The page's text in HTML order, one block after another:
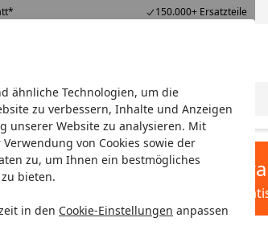
ähnliche Technologien, um die
zu verbessern, Inhalte und Anzeigen
unserer Website zu analysieren. Mit
von Cookies sowie der
zu, um Ihnen ein bestmögliches
bieten.
in den Cookie-Einstellungen anpassen
150.000+ Ersatzteile
& Tricks Suche
Pools inkl. gratis
im Sorglos-Paket: Filter&Pflege